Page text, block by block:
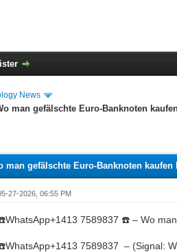
News
man gefälschte Euro-Banknoten
man gefälschte Euro-Banknoten kaufen
27-2026, 06:55 PM
7589837 ☎️ – Wo
7589837 – (Signal: